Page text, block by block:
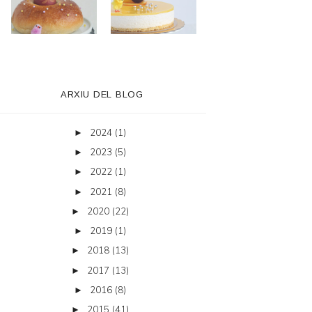
ARXIU DEL BLOG
► 2024 (1)
► 2023 (5)
► 2022 (1)
► 2021 (8)
► 2020 (22)
► 2019 (1)
► 2018 (13)
► 2017 (13)
► 2016 (8)
► 2015 (41)